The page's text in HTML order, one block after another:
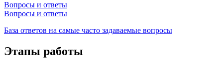
Вопросы и ответы
Вопросы и ответы
База ответов на самые часто задаваемые вопросы
Этапы работы